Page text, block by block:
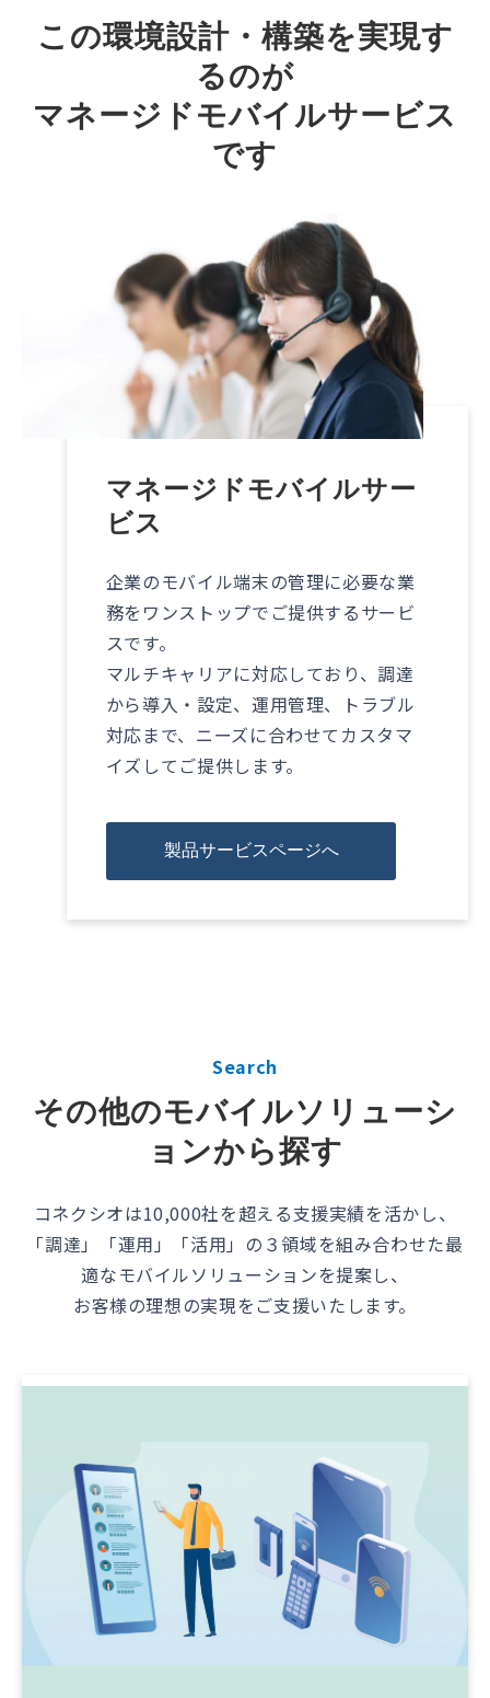
この環境設計・構築を実現す
るのが
マネージドモバイルサービス
です
マネージドモバイルサー
ビス
企業のモバイル端末の管理に必要な業
務をワンストップでご提供するサービ
スです。
マルチキャリアに対応しており、調達
から導入・設定、運用管理、トラブル
対応まで、ニーズに合わせてカスタマ
イズしてご提供します。
製品サービスページへ
Search
その他のモバイルソリューシ
ョンから探す
コネクシオは10,000社を超える支援実績を活かし、
「調達」「運用」「活用」の３領域を組み合わせ​た最
適なモバイルソリューションを提案し、
お客様の理想の実現をご支援いたします。